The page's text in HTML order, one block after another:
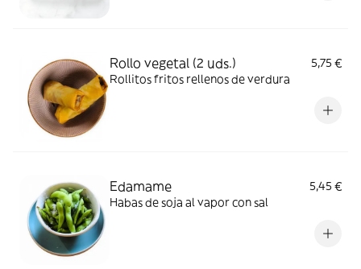
Rollo vegetal (2 uds.)
5,75 €
Rollitos fritos rellenos de verdura
Edamame
5,45 €
Habas de soja al vapor con sal